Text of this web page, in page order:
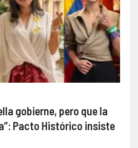
gobierne, pero que la
Pacto Histórico insiste